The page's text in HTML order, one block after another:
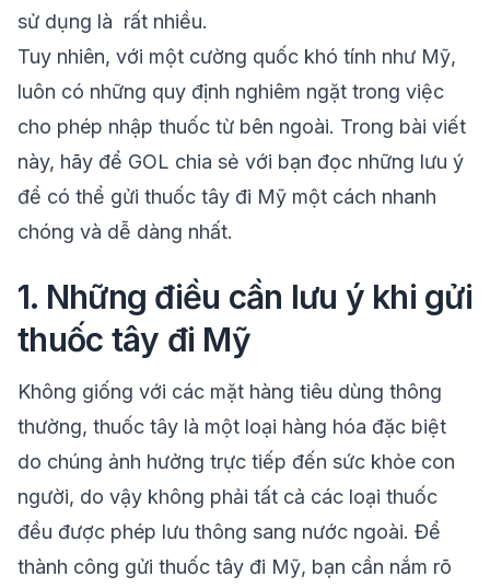
sử dụng là rất nhiều.
Tuy nhiên, với một cường quốc khó tính như Mỹ,
luôn có những quy định nghiêm ngặt trong việc
cho phép nhập thuốc từ bên ngoài. Trong bài viết
này, hãy để GOL chia sẻ với bạn đọc những lưu ý
để có thể gửi thuốc tây đi Mỹ một cách nhanh
chóng và dễ dàng nhất.
1. Những điều cần lưu ý khi gửi
thuốc tây đi Mỹ
Không giống với các mặt hàng tiêu dùng thông
thường, thuốc tây là một loại hàng hóa đặc biệt
do chúng ảnh hưởng trực tiếp đến sức khỏe con
người, do vậy không phải tất cả các loại thuốc
đều được phép lưu thông sang nước ngoài. Để
thành công gửi thuốc tây đi Mỹ, bạn cần nắm rõ